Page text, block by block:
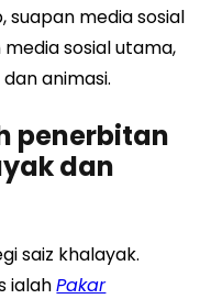
suapan media sosial
sosial utama,
animasi.
penerbitan
dan
saiz khalayak.
ialahPakar